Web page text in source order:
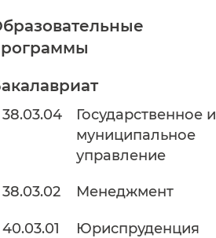
Государственное и
муниципальное
управление
Менеджмент
Юриспруденция